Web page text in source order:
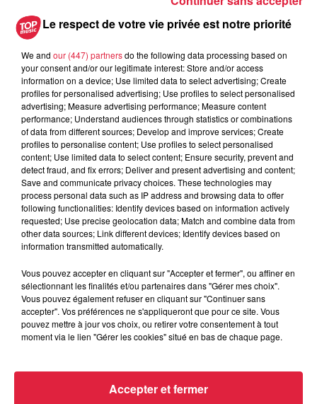
Les dernières infos sur la venue du
pape à Metz en septembre
5 août 2026
Europa-Park : des précisons sur
l’après Euro-Mir
Dans la même série
Mode et Design - Balanciaga
Mode et Design
Mode et Design - Versace
Mode et Design
Le respect de votre vie privée est notre priorité
We and our (447) partnersdo the following data processing based on
your consent and/or our legitimate interest: Store and/or access
information on a device; Use limited data to select advertising; Create
profiles for personalised advertising; Use profiles to select personalised
advertising; Measure advertising performance; Measure content
performance; Understand audiences through statistics or combinations
of data from different sources; Develop and improve services; Create
profiles to personalise content; Use profiles to select personalised
content; Use limited data to select content; Ensure security, prevent and
detect fraud, and fix errors; Deliver and present advertising and content;
Save and communicate privacy choices. These technologies may
process personal data such as IP address and browsing data to offer
following functionalities: Identify devices based on information actively
requested; Use precise geolocation data; Match and combine data from
other data sources; Link different devices; Identify devices based on
information transmitted automatically.
Vous pouvez accepter en cliquant sur "Accepter et fermer", ou affiner en
sélectionnant les finalités et/ou partenaires dans "Gérer mes choix".
Vous pouvez également refuser en cliquant sur "Continuer sans
accepter". Vos préférences ne s'appliqueront que pour ce site. Vous
pouvez mettre à jour vos choix, ou retirer votre consentement à tout
moment via le lien "Gérer les cookies" situé en bas de chaque page.
Accepter et fermer